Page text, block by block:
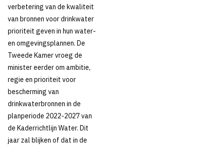
Politiek mist
urgentie
watertransitie
Nieuws
verbetering van de kwaliteit
van bronnen voor drinkwater
prioriteit geven in hun water-
en omgevingsplannen. De
Tweede Kamer vroeg de
minister eerder om ambitie,
regie en prioriteit voor
bescherming van
drinkwaterbronnen in de
planperiode 2022-2027 van
de Kaderrichtlijn Water. Dit
jaar zal blijken of dat in de